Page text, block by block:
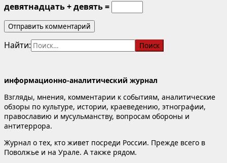
девятнадцать + девять =
Найти:
информационно-аналитический журнал
Взгляды, мнения, комментарии к событиям, аналитические
обзоры по культуре, истории, краеведению, этнографии,
православию и мусульманству, вопросам обороны и
антитеррора.
Журнал о тех, кто живет посреди России. Прежде всего в
Поволжье и на Урале. А также рядом.